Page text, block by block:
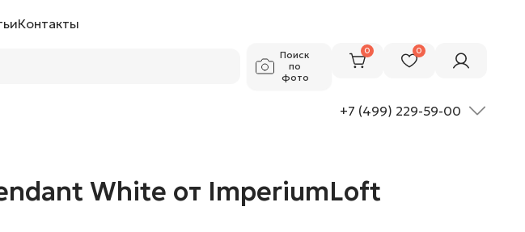
Контакты
Поиск
по
фото
0 0
+7 (499) 229-59-00
White от ImperiumLoft